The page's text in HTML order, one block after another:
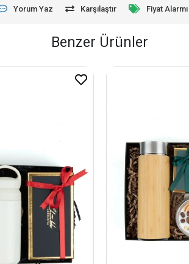
Yorum Yaz Karşılaştır Fiyat Alarmı
Benzer Ürünler